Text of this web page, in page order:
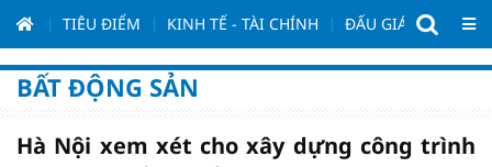
TIÊU ĐIỂM KINH TẾ - TÀI CHÍNH ĐẤU GIÁ - ĐẤU
BẤT ĐỘNG SẢN
Hà Nội xem xét cho xây dựng công trình